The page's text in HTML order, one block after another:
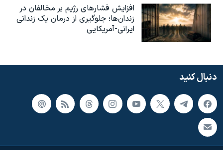
افزایش فشارهای رژیم بر مخالفان در
زندان‌ها؛ جلوگیری از درمان یک زندانی
ایرانی-آمریکایی
دنبال کنید